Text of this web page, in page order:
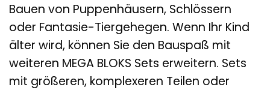
Bauen von Puppenhäusern, Schlössern
oder Fantasie-Tiergehegen. Wenn Ihr Kind
älter wird, können Sie den Bauspaß mit
weiteren MEGA BLOKS Sets erweitern. Sets
mit größeren, komplexeren Teilen oder